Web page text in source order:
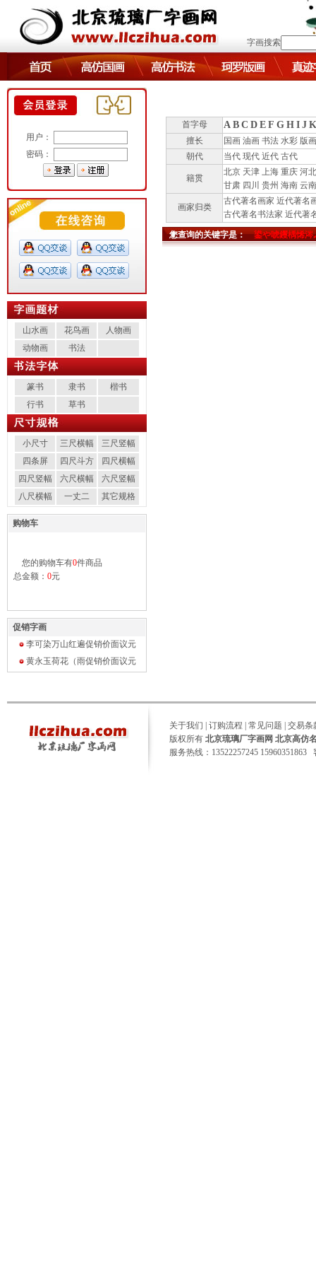
字画搜索
用户：
密码：
山水画 花鸟画
人物画
动物画
书法
篆书 隶书
楷书
行书
草书
小尺寸 三尺横幅
三尺竖幅
四条屏
四尺斗方
四尺横幅
四尺竖幅
六尺横幅
六尺竖幅
八尺横幅
一丈二 其它规格
购物车
您的购物车有0件商品
总金额： 0元
促销字画
李可染万山红遍促销价面议元
黄永玉荷花（雨促销价面议元
首字母 A B C D E F G H I J K
擅长 国画 油画 书法 水彩 版画
朝代
当代 现代 近代 古代
籍贯
北京 天津 上海 重庆 河北
甘肃 四川 贵州 海南 云南
画家归类
古代著名画家 近代著名
古代著名书法家 近代著
您查询的关键字是：鍙や唬钁楀悕涔
关于我们 订购流程 常见问题
交易条
版权所有 北京琉璃厂字画网 北京高仿
服务热线：13522257245 15960351863